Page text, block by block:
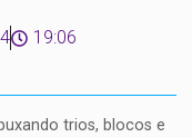
19:06
trios, blocos e